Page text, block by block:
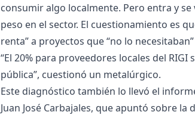
consumir algo localmente. Pero entra y
peso en el sector. El cuestionamiento es
renta” a proyectos que “no lo
“El 20% para proveedores locales del
pública”, cuestionó un metalúrgico.
Este diagnóstico también lo llevó el
Juan José Carbajales, que apuntó sobre